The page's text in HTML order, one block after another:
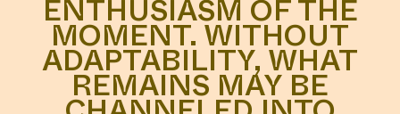
ENTHUSIASM OF THE
MOMENT. WITHOUT
ADAPTABILITY, WHAT
REMAINS MAY BE